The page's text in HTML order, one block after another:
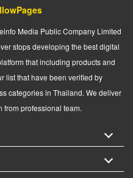
Media Public Company Limited
stops developing the best digital
that including products and
list that have been verified by
categories in Thailand. We deliver
from professional team.